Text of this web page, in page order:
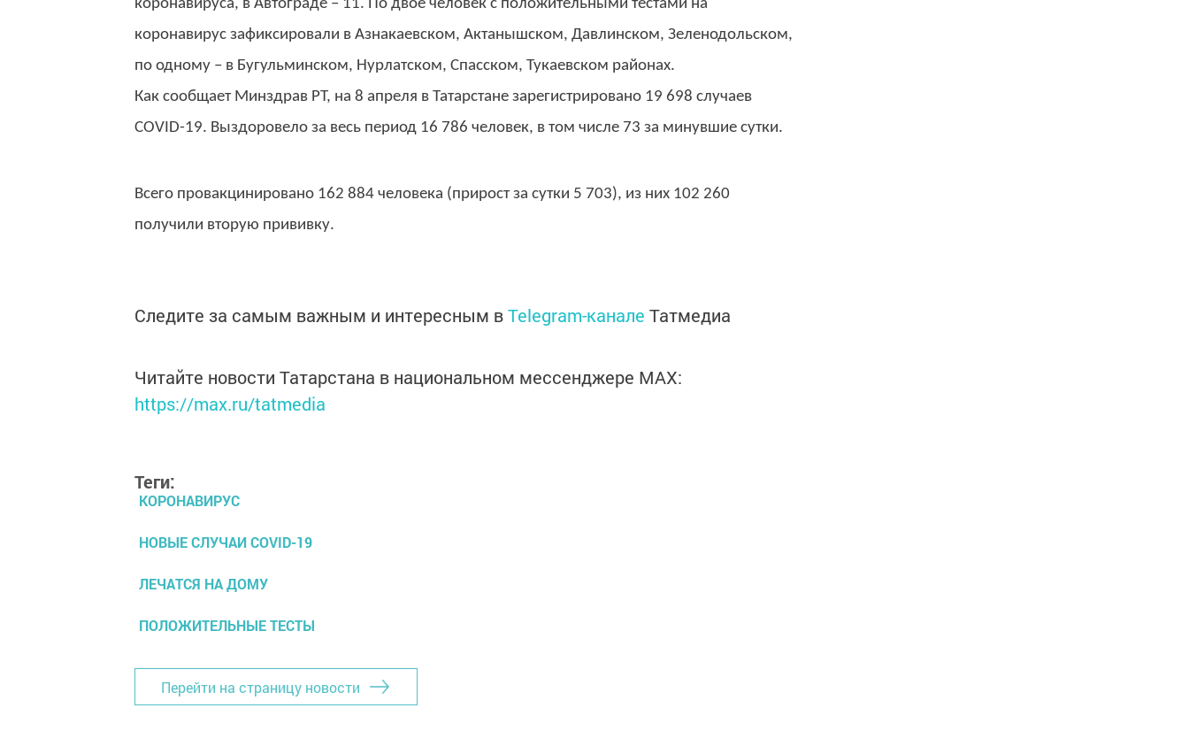
коронавируса, в Автограде – 11. По двое человек с положительными тестами на
коронавирус зафиксировали в Азнакаевском, Актанышском, Давлинском, Зеленодольском,
по одному – в Бугульминском, Нурлатском, Спасском, Тукаевском районах.
Как сообщает Минздрав РТ, на 8 апреля в Татарстане зарегистрировано 19 698 случаев
COVID-19. Выздоровело за весь период 16 786 человек, в том числе 73 за минувшие сутки.
Всего провакцинировано 162 884 человека (прирост за сутки 5 703), из них 102 260
получили вторую прививку.
Следите за самым важным и интересным вTelegram-канале Татмедиа
Читайте новости Татарстана в национальном мессенджере MАХ:
https://max.ru/tatmedia
Теги:
КОРОНАВИРУС
НОВЫЕ СЛУЧАИ COVID-19
ЛЕЧАТСЯ НА ДОМУ
ПОЛОЖИТЕЛЬНЫЕ ТЕСТЫ
Перейти на страницу новости